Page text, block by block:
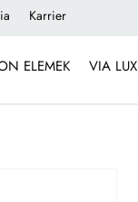
Karrier
ELEMEK VIA LUX